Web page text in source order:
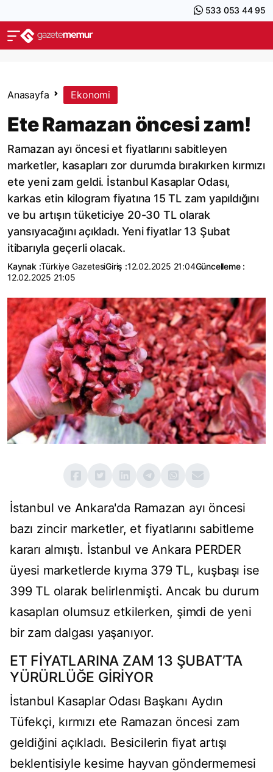
533 053 44 95
Anasayfa Ekonomi
Ete Ramazan öncesi zam!
Ramazan ayı öncesi et fiyatlarını sabitleyen
marketler, kasapları zor durumda bırakırken kırmızı
ete yeni zam geldi. İstanbul Kasaplar Odası,
karkas etin kilogram fiyatına 15 TL zam yapıldığını
ve bu artışın tüketiciye 20-30 TL olarak
yansıyacağını açıkladı. Yeni fiyatlar 13 Şubat
itibarıyla geçerli olacak.
Kaynak :Türkiye GazetesiGiriş :12.02.2025 21:04Güncelleme :
12.02.2025 21:05
İstanbul ve Ankara'da Ramazan ayı öncesi
bazı zincir marketler, et fiyatlarını sabitleme
kararı almıştı. İstanbul ve Ankara PERDER
üyesi marketlerde kıyma 379 TL, kuşbaşı ise
399 TL olarak belirlenmişti. Ancak bu durum
kasapları olumsuz etkilerken, şimdi de yeni
bir zam dalgası yaşanıyor.
ET FİYATLARINA ZAM 13 ŞUBAT’TA
YÜRÜRLÜĞE GİRİYOR
İstanbul Kasaplar Odası Başkanı Aydın
Tüfekçi, kırmızı ete Ramazan öncesi zam
geldiğini açıkladı. Besicilerin fiyat artışı
beklentisiyle kesime hayvan göndermemesi